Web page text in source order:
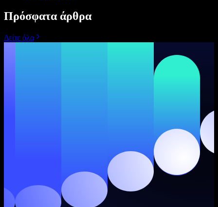
Πρόσφατα άρθρα
Δείτε όλα